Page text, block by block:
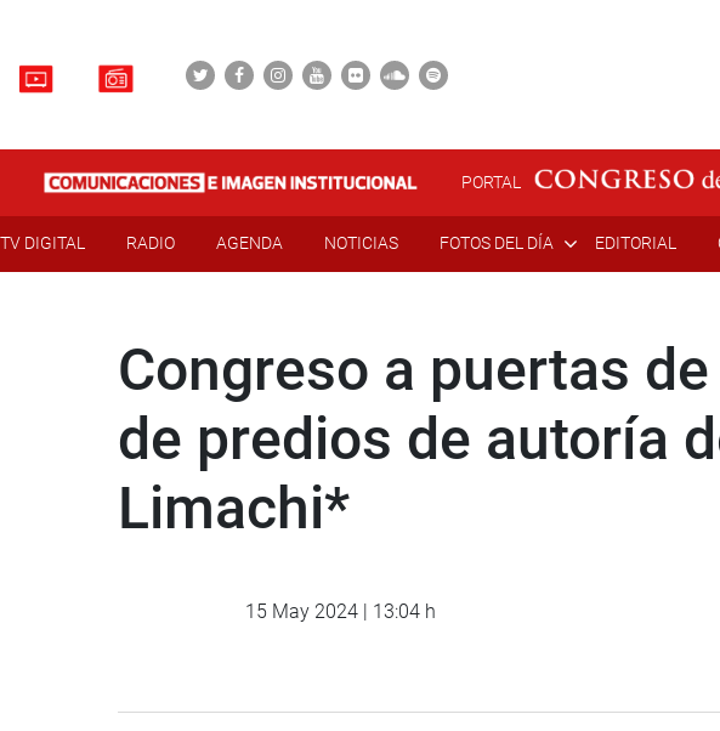
PORTAL
TV DIGITAL RADIO AGENDA NOTICIAS FOTOS DEL DÍA EDITORIAL
Congreso a puertas
de predios de autoría
Limachi*
15 May 2024 | 13:04 h